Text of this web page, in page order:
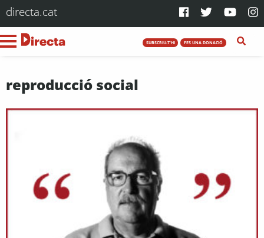
directa.cat
SUBSCRIU-T'HI FES UNA DONACIÓ
reproducció social